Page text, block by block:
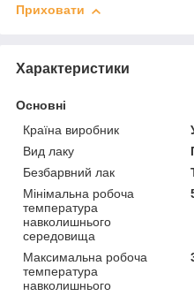
Приховати
Характеристики
Основні
Країна виробник
Вид лаку
Безбарвний лак
Мінімальна робоча
температура
навколишнього
середовища
Максимальна робоча
температура
навколишнього